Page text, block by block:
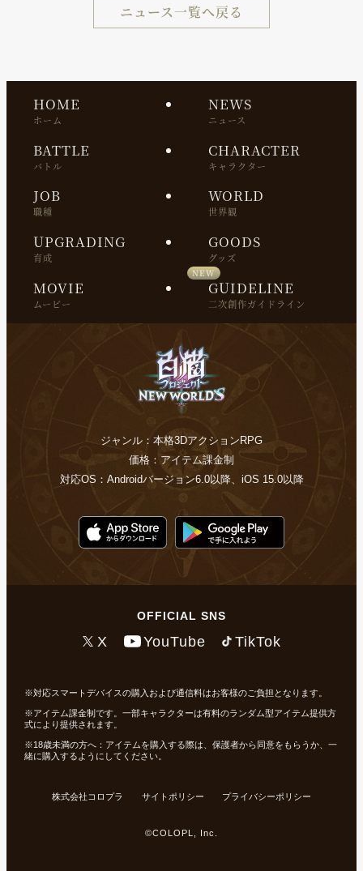
ニュース一覧へ戻る
HOME
ホーム
NEWS
ニュース
BATTLE
バトル
CHARACTER
キャラクター
JOB
職種
WORLD
世界観
UPGRADING
育成
GOODS
グッズ
MOVIE
ムービー
GUIDELINE
二次創作ガイドライン
ジャンル：本格3DアクションRPG
価格：アイテム課金制
対応OS：Androidバージョン6.0以降、iOS 15.0以降
OFFICIAL SNS
X YouTube TikTok
対応スマートデバイスの購入および通信料はお客様のご負担となります。
アイテム課金制です。一部キャラクターは有料のランダム型アイテム提供方
式により提供されます。
18歳未満の方へ：アイテムを購入する際は、保護者から同意をもらうか、一
緒に購入するようにしてください。
株式会社コロプラ サイトポリシー プライバシーポリシー
©COLOPL, Inc.